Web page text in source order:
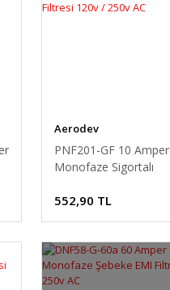
Aerodev
PNF201-GF 10 Amper
Monofaze Sigortalı
250v AC
552,90 TL